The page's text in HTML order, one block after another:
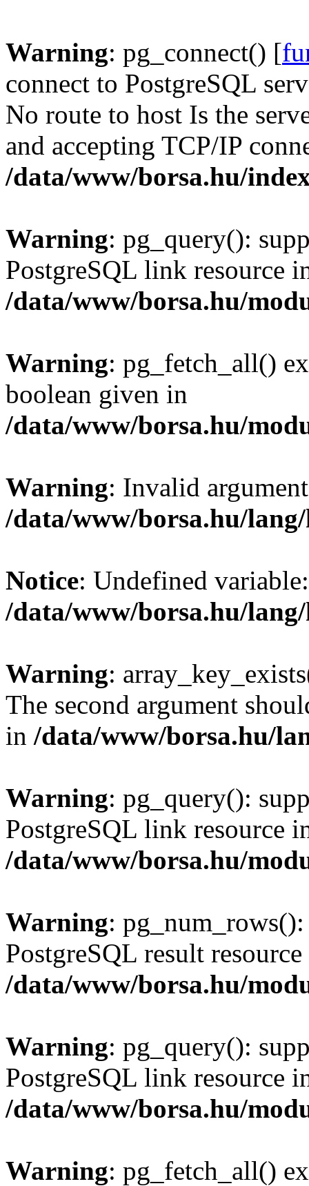
Warning: pg_connect() [
connect to PostgreSQL
No route to host Is the
and accepting TCP/IP
/data/www/borsa.hu/
Warning: pg_query():
PostgreSQL link resource
/data/www/borsa.hu/
Warning: pg_fetch_all()
boolean given in
/data/www/borsa.hu/
Warning: Invalid
/data/www/borsa.hu/
Notice: Undefined
/data/www/borsa.hu/
Warning:
The second argument
in /data/www/borsa.hu/
Warning: pg_query():
PostgreSQL link resource
/data/www/borsa.hu/
Warning:
PostgreSQL result
/data/www/borsa.hu/
Warning: pg_query():
PostgreSQL link resource
/data/www/borsa.hu/
Warning: pg_fetch_all()